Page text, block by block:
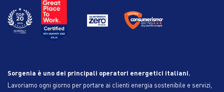
Sorgenia è uno dei principali operatori energetici italiani.
Lavoriamo ogni giorno per portare ai clienti energia sostenibile e servizi,